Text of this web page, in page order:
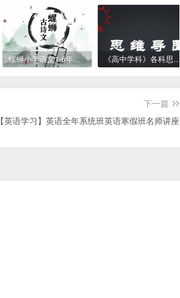
螺蛳小学语文1-6年级《小学古诗文》课程视频 《高中学科》各科思维导图
下一篇
【英语学习】英语全年系统班英语寒假班名师讲座